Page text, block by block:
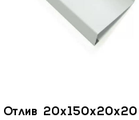
Отлив